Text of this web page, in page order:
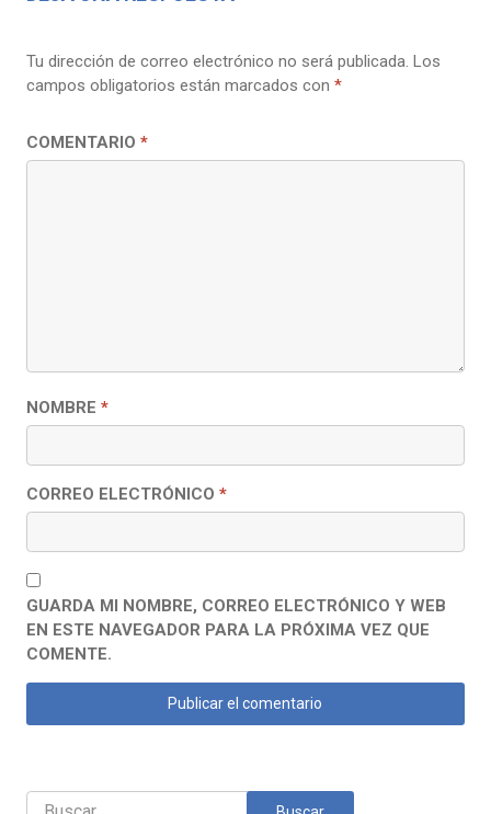
Tu dirección de correo electrónico no será publicada. Los
campos obligatorios están marcados con *
COMENTARIO *
NOMBRE *
CORREO ELECTRÓNICO *
GUARDA MI NOMBRE, CORREO ELECTRÓNICO Y WEB
EN ESTE NAVEGADOR PARA LA PRÓXIMA VEZ QUE
COMENTE.
Buscar: